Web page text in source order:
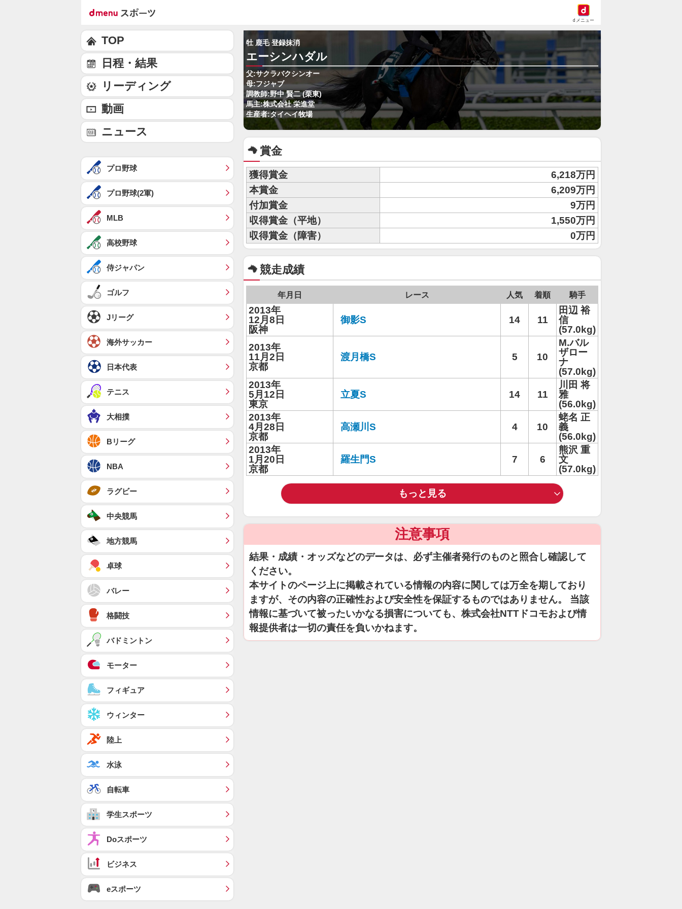
dメニュー
牡 鹿毛 登録抹消
エーシンハダル
父:サクラバクシンオー
母:フジャブ
調教師:野中 賢二 (栗東)
馬主:株式会社 栄進堂
生産者:タイヘイ牧場
賞金
獲得賞金
6,218万円
本賞金
6,209万円
付加賞金
9万円
収得賞金（平地）
1,550万円
収得賞金（障害）
0万円
競走成績
年月日 レース 人気 着順 騎手
2013年
12月8日
阪神
御影S 14 11
田辺 裕
信
(57.0kg)
2013年
11月2日
京都
渡月橋S 5 10
M.バル
ザロー
ナ
(57.0kg)
2013年
5月12日
東京
立夏S 14 11
川田 将
雅
(56.0kg)
2013年
4月28日
京都
高瀬川S 4 10
蛯名 正
義
(56.0kg)
2013年
1月20日
京都
羅生門S 7 6
熊沢 重
文
(57.0kg)
もっと見る
注意事項
結果・成績・オッズなどのデータは、必ず主催者発行のものと照合し確認して
ください。
本サイトのページ上に掲載されている情報の内容に関しては万全を期しており
ますが、その内容の正確性および安全性を保証するものではありません。 当該
情報に基づいて被ったいかなる損害についても、株式会社NTTドコモおよび情
報提供者は一切の責任を負いかねます。
TOP
日程・結果
リーディング
動画
ニュース
プロ野球
プロ野球(2軍)
MLB
高校野球
侍ジャパン
ゴルフ
Jリーグ
海外サッカー
日本代表
テニス
大相撲
Bリーグ
NBA
ラグビー
中央競馬
地方競馬
卓球
バレー
格闘技
バドミントン
モーター
フィギュア
ウィンター
陸上
水泳
自転車
学生スポーツ
Doスポーツ
ビジネス
eスポーツ